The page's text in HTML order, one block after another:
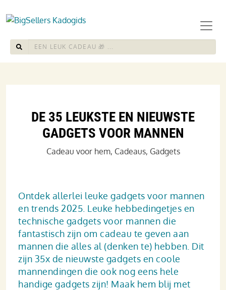
DE 35 LEUKSTE EN NIEUWSTE
GADGETS VOOR MANNEN
Cadeau voor hem, Cadeaus, Gadgets
Ontdek allerlei leuke gadgets voor mannen
en trends 2025. Leuke hebbedingetjes en
technische gadgets voor mannen die
fantastisch zijn om cadeau te geven aan
mannen die alles al (denken te) hebben. Dit
zijn 35x de nieuwste gadgets en coole
mannendingen die ook nog eens hele
handige gadgets zijn! Maak hem blij met